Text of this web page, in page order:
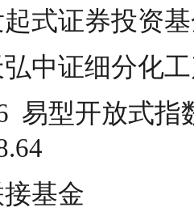
发起式证券投资
天弘中证细
易型开放式指
联接基金